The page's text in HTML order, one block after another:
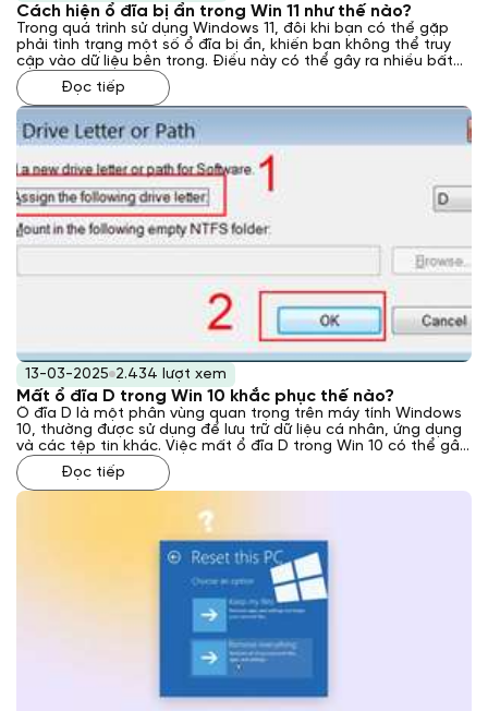
Cách hiện ổ đĩa bị ẩn trong Win 11 như thế nào?
Trong quá trình sử dụng Windows 11, đôi khi bạn có thể gặp
phải tình trạng một số ổ đĩa bị ẩn, khiến bạn không thể truy
cập vào dữ liệu bên trong. Điều này có thể gây ra nhiều bất
tiện, đặc biệt khi bạn cần truy xuất các tệp tin quan trọng.
Vậy cách hiện ổ đĩa bị ẩn trong Win 11 như thế nào? Laptop
Khánh Trần sẽ giải đáp cho bạn qua bài viết này.
Đọc tiếp
13-03-2025 2.434 lượt xem
Mất ổ đĩa D trong Win 10 khắc phục thế nào?
Ổ đĩa D là một phân vùng quan trọng trên máy tính Windows
10, thường được sử dụng để lưu trữ dữ liệu cá nhân, ứng dụng
và các tệp tin khác. Việc mất ổ đĩa D trong Win 10 có thể gây
ra nhiều bất tiện và lo lắng cho người dùng. Tuy nhiên, đừng
quá lo lắng, Laptop Khánh Trần sẽ hướng dẫn bạn cách khắc
phục vấn đề này hiệu quả qua bài viết sau đây.
Đọc tiếp